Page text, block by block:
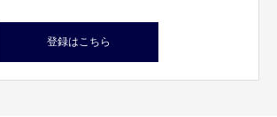
登録はこちら